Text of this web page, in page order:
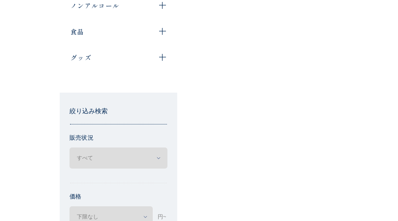
ノンアルコール
食品
グッズ
絞り込み検索
販売状況
価格
円~